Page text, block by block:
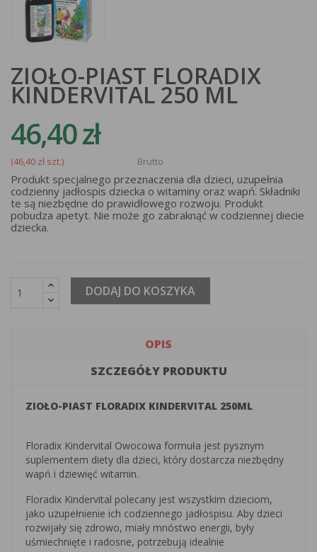
ZIOŁO-PIAST FLORADIX
KINDERVITAL 250 ML
46,40 zł
(46,40 zł szt.) Brutto
Produkt specjalnego przeznaczenia dla dzieci, uzupełnia
codzienny jadłospis dziecka o witaminy oraz wapń. Składniki
te są niezbędne do prawidłowego rozwoju. Produkt
pobudza apetyt. Nie może go zabraknąć w codziennej diecie
dziecka.
DODAJ DO KOSZYKA
OPIS
SZCZEGÓŁY PRODUKTU
ZIOŁO-PIAST FLORADIX KINDERVITAL 250ML
Floradix Kindervital Owocowa formuła jest pysznym
suplementem diety dla dzieci, który dostarcza niezbędny
wapń i dziewięć witamin.
Floradix Kindervital polecany jest wszystkim dzieciom,
jako uzupełnienie ich codziennego jadłospisu. Aby dzieci
rozwijały się zdrowo, miały mnóstwo energii, były
uśmiechnięte i radosne, potrzebują idealnie